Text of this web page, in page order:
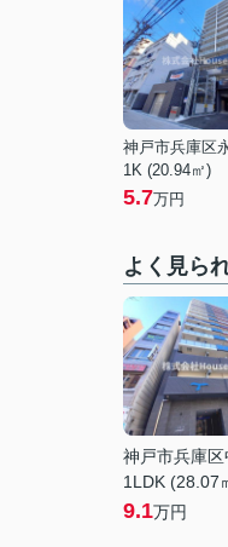
1K (20.94㎡)
5.7万円
よく見ら
神戸市兵庫区
1LDK (28.07
9.1万円